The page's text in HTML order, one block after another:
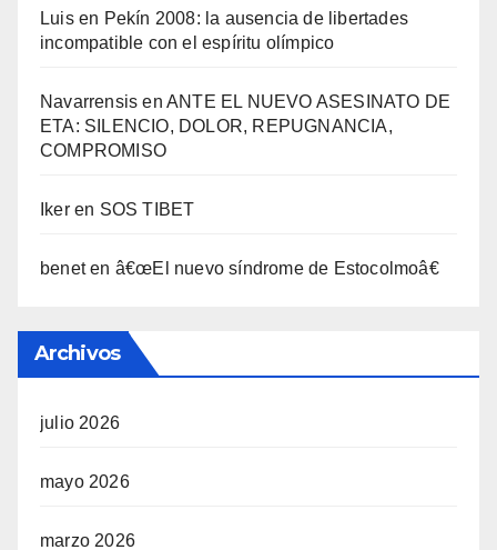
Luisen Pekí­n 2008: la ausencia de libertades
incompatible con el espí­ritu olí­mpico
Navarrensis enANTE EL NUEVO ASESINATO DE
ETA: SILENCIO, DOLOR, REPUGNANCIA,
COMPROMISO
Ikeren SOS TIBET
beneten â€œEl nuevo sí­ndrome de Estocolmoâ€
Archivos
julio 2026
mayo 2026
marzo 2026